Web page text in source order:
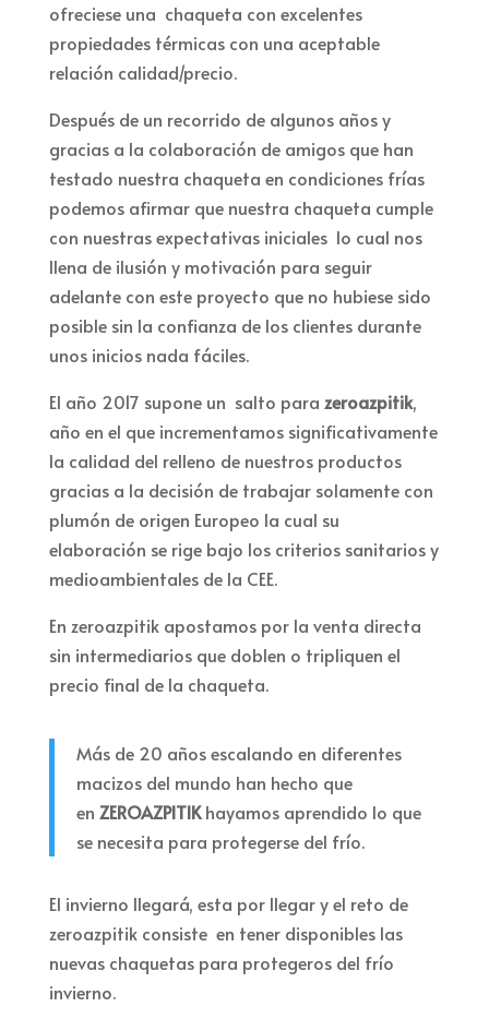
ofreciese una chaqueta con excelentes
propiedades térmicas con una aceptable
relación calidad/precio.
Después de un recorrido de algunos años y
gracias a la colaboración de amigos que han
testado nuestra chaqueta en condiciones frías
podemos afirmar que nuestra chaqueta cumple
con nuestras expectativas iniciales lo cual nos
llena de ilusión y motivación para seguir
adelante con este proyecto que no hubiese sido
posible sin la confianza de los clientes durante
unos inicios nada fáciles.
El año 2017 supone un salto para zeroazpitik,
año en el que incrementamos significativamente
la calidad del relleno de nuestros productos
gracias a la decisión de trabajar solamente con
plumón de origen Europeo la cual su
elaboración se rige bajo los criterios sanitarios y
medioambientales de la CEE.
En zeroazpitik apostamos por la venta directa
sin intermediarios que doblen o tripliquen el
precio final de la chaqueta.
Más de 20 años escalando en diferentes
macizos del mundo han hecho que
en ZEROAZPITIKhayamos aprendido lo que
se necesita para protegerse del frío.
El invierno llegará, esta por llegar y el reto de
zeroazpitik consiste en tener disponibles las
nuevas chaquetas para protegeros del frío
invierno.